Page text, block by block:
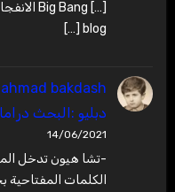
blog […]
ahmad bakdash
دبليو :البحث
14/06/2021
-تشا هيون تدخل
الكلمات